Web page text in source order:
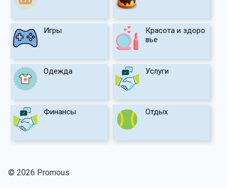
Игры
Красота и здоро
вье
Одежда Услуги
Финансы Отдых
© 2026 Promous